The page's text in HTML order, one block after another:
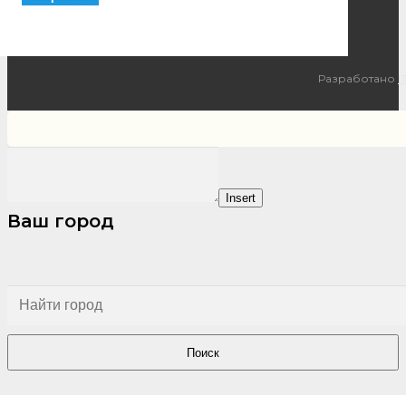
Разработано
Insert
Ваш город
Поиск